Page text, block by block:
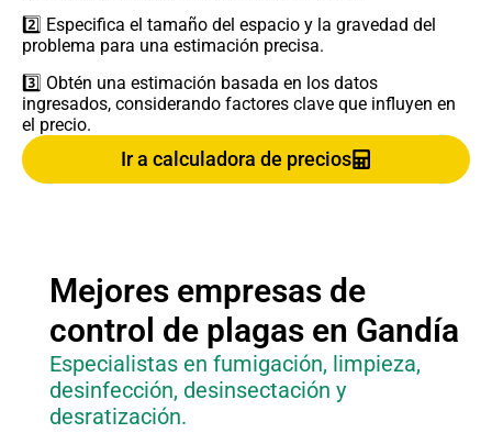
2️⃣ Especifica el tamaño del espacio y la gravedad del
problema para una estimación precisa.
3️⃣ Obtén una estimación basada en los datos
ingresados, considerando factores clave que influyen en
el precio.
Ir a calculadora de precios
Mejores empresas de
control de plagas en Gandía
Especialistas en fumigación, limpieza,
desinfección, desinsectación y
desratización.